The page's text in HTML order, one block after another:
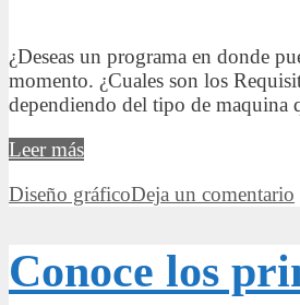
¿Deseas un programa en donde
momento. ¿Cuales son los
dependiendo del tipo de maquina
Leer másDescubre
principales
instalar
Google
Categorías
Diseño gráficoDeja un comentario
Conoce los